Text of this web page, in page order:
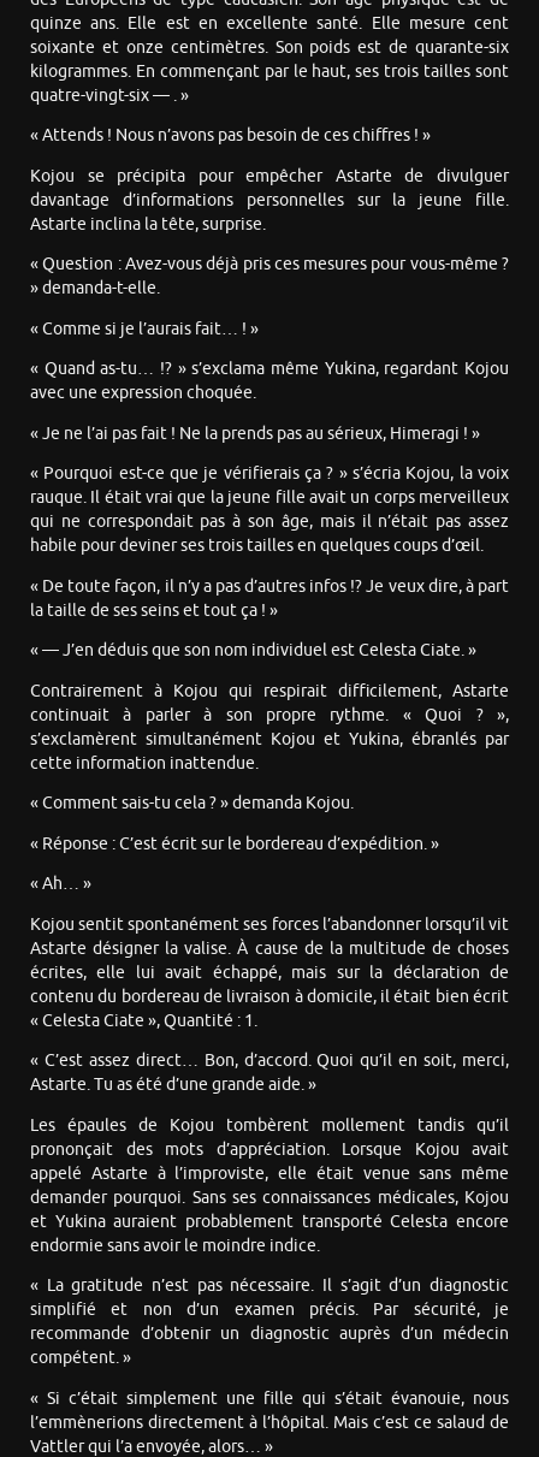
quinze ans. Elle est en excellente santé. Elle mesure cent
soixante et onze centimètres. Son poids est de quarante-six
kilogrammes. En commençant par le haut, ses trois tailles sont
quatre-vingt-six — . »
« Attends ! Nous n’avons pas besoin de ces chiffres ! »
Kojou se précipita pour empêcher Astarte de divulguer
davantage d’informations personnelles sur la jeune fille.
Astarte inclina la tête, surprise.
« Question : Avez-vous déjà pris ces mesures pour vous-même ?
» demanda-t-elle.
« Comme si je l’aurais fait… ! »
« Quand as-tu… !? » s’exclama même Yukina, regardant Kojou
avec une expression choquée.
« Je ne l’ai pas fait ! Ne la prends pas au sérieux, Himeragi ! »
« Pourquoi est-ce que je vérifierais ça ? » s’écria Kojou, la voix
rauque. Il était vrai que la jeune fille avait un corps merveilleux
qui ne correspondait pas à son âge, mais il n’était pas assez
habile pour deviner ses trois tailles en quelques coups d’œil.
« De toute façon, il n’y a pas d’autres infos !? Je veux dire, à part
la taille de ses seins et tout ça ! »
« — J’en déduis que son nom individuel est Celesta Ciate. »
Contrairement à Kojou qui respirait difficilement, Astarte
continuait à parler à son propre rythme. « Quoi ? »,
s’exclamèrent simultanément Kojou et Yukina, ébranlés par
cette information inattendue.
« Comment sais-tu cela ? » demanda Kojou.
« Réponse : C’est écrit sur le bordereau d’expédition. »
« Ah… »
Kojou sentit spontanément ses forces l’abandonner lorsqu’il vit
Astarte désigner la valise. À cause de la multitude de choses
écrites, elle lui avait échappé, mais sur la déclaration de
contenu du bordereau de livraison à domicile, il était bien écrit
« Celesta Ciate », Quantité : 1.
« C’est assez direct… Bon, d’accord. Quoi qu’il en soit, merci,
Astarte. Tu as été d’une grande aide. »
Les épaules de Kojou tombèrent mollement tandis qu’il
prononçait des mots d’appréciation. Lorsque Kojou avait
appelé Astarte à l’improviste, elle était venue sans même
demander pourquoi. Sans ses connaissances médicales, Kojou
et Yukina auraient probablement transporté Celesta encore
endormie sans avoir le moindre indice.
« La gratitude n’est pas nécessaire. Il s’agit d’un diagnostic
simplifié et non d’un examen précis. Par sécurité, je
recommande d’obtenir un diagnostic auprès d’un médecin
compétent. »
« Si c’était simplement une fille qui s’était évanouie, nous
l’emmènerions directement à l’hôpital. Mais c’est ce salaud de
Vattler qui l’a envoyée, alors… »